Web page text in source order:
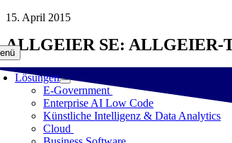
Zum
springen
Lösungen
E-Government
Enterprise AI Low Code
Künstliche Intelligenz & Data Analytics
Cloud
15. April 2015
ALLGEIER SE: ALLGEIER-